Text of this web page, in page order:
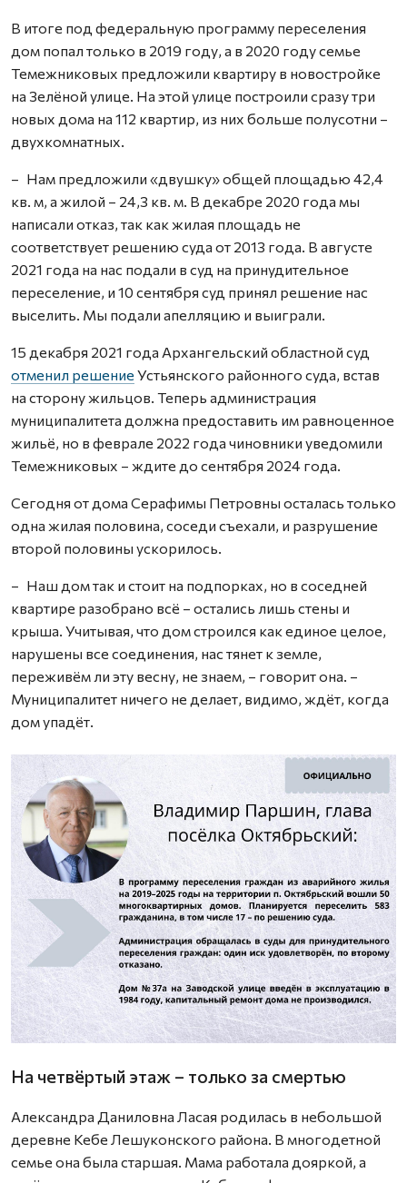
В итоге под федеральную программу переселения
дом попал только в 2019 году, а в 2020 году семье
Темежниковых предложили квартиру в новостройке
на Зелёной улице. На этой улице построили сразу три
новых дома на 112 квартир, из них больше полусотни –
двухкомнатных.
– Нам предложили «двушку» общей площадью 42,4
кв. м, а жилой – 24,3 кв. м. В декабре 2020 года мы
написали отказ, так как жилая площадь не
соответствует решению суда от 2013 года. В августе
2021 года на нас подали в суд на принудительное
переселение, и 10 сентября суд принял решение нас
выселить. Мы подали апелляцию и выиграли.
15 декабря 2021 года Архангельский областной суд
отменил решение Устьянского районного суда, встав
на сторону жильцов. Теперь администрация
муниципалитета должна предоставить им равноценное
жильё, но в феврале 2022 года чиновники уведомили
Темежниковых – ждите до сентября 2024 года.
Сегодня от дома Серафимы Петровны осталась только
одна жилая половина, соседи съехали, и разрушение
второй половины ускорилось.
– Наш дом так и стоит на подпорках, но в соседней
квартире разобрано всё – остались лишь стены и
крыша. Учитывая, что дом строился как единое целое,
нарушены все соединения, нас тянет к земле,
переживём ли эту весну, не знаем, – говорит она. –
Муниципалитет ничего не делает, видимо, ждёт, когда
дом упадёт.
На четвёртый этаж – только за смертью
Александра Даниловна Ласая родилась в небольшой
деревне Кебе Лешуконского района. В многодетной
семье она была старшая. Мама работала дояркой, а